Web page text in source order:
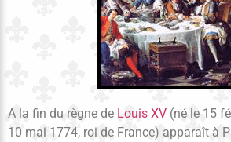
A la fin du règne de Louis XV (né le 15
10 mai 1774, roi de France) apparaît à